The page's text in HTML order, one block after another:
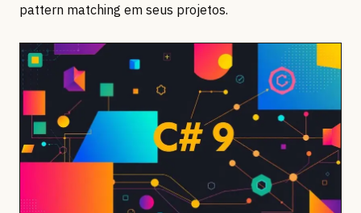
pattern matching em seus projetos.